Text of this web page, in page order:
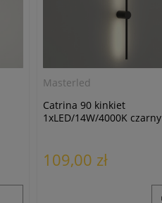
Masterled
Catrina 90 kinkiet
1xLED/14W/4000K czarny
109,00 zł